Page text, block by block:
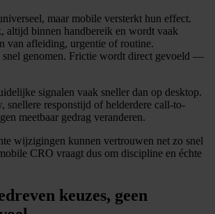
maar mobile versterkt hun effect.
altijd binnen handbereik en wordt vaak
van afleiding, urgentie of routine.
snel genomen. Frictie wordt direct gevoeld —
signalen vaak sneller dan op desktop.
snellere responstijd of helderdere call-to-
meetbaar gedrag veranderen.
wijzigingen kunnen vertrouwen net zo snel
CRO vraagt dus om discipline en échte
keuzes, geen